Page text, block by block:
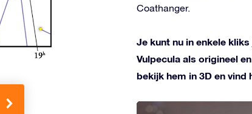
Coathanger.
Je kunt nu in enkele
Vulpecula als origineel
bekijk hem in 3D en vind